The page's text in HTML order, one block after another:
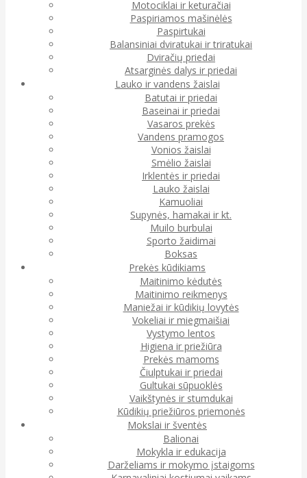
Motociklai ir keturačiai
Paspiriamos mašinėlės
Paspirtukai
Balansiniai dviratukai ir triratukai
Dviračių priedai
Atsarginės dalys ir priedai
Lauko ir vandens žaislai
Batutai ir priedai
Baseinai ir priedai
Vasaros prekės
Vandens pramogos
Vonios žaislai
Smėlio žaislai
Irklentės ir priedai
Lauko žaislai
Kamuoliai
Supynės, hamakai ir kt.
Muilo burbulai
Sporto žaidimai
Boksas
Prekės kūdikiams
Maitinimo kėdutės
Maitinimo reikmenys
Maniežai ir kūdikių lovytės
Vokeliai ir miegmaišiai
Vystymo lentos
Higiena ir priežiūra
Prekės mamoms
Čiulptukai ir priedai
Gultukai sūpuoklės
Vaikštynės ir stumdukai
Kūdikių priežiūros priemonės
Mokslai ir šventės
Balionai
Mokykla ir edukacija
Darželiams ir mokymo įstaigoms